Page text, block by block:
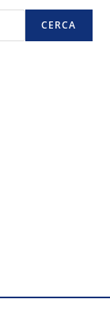
CERCA